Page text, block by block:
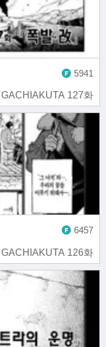
GACHIAKUTA 127화
5941
GACHIAKUTA 126화
6457